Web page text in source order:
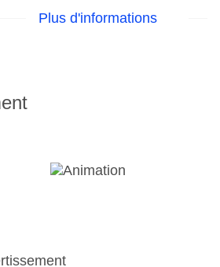
tennis : 7, terre battue
salle de fitness
Aqua Fitness
Plus d'informations